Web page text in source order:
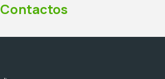
Contactos